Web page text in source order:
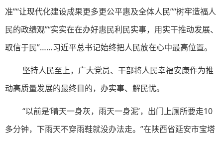
准”“让现代化建设成果更多更公平惠及全体人民”“树牢造福人
民的政绩观”“实实在在办好惠民利民实事，用实干推动发展、
取信于民”……习近平总书记始终把人民放在心中最高位置。
坚持人民至上，广大党员、干部将人民幸福安康作为推
动高质量发展的最终目的，办实事、解民忧。
“以前是‘晴天一身灰，雨天一身泥’，出门上厕所要走10
多分钟，下雨天不穿雨鞋就没办法走。”在陕西省延安市宝塔